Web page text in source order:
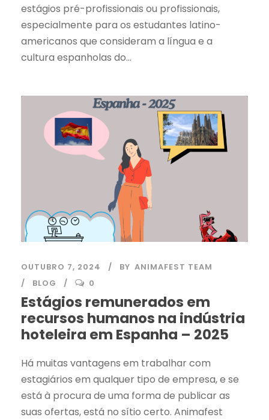
estágios pré-profissionais ou profissionais,
especialmente para os estudantes latino-
americanos que consideram a língua e a
cultura espanholas do...
OUTUBRO 7, 2024 BY ANIMAFEST TEAM
BLOG
0
Estágios remunerados em
recursos humanos na indústria
hoteleira em Espanha – 2025
Há muitas vantagens em trabalhar com
estagiários em qualquer tipo de empresa, e se
está à procura de uma forma de publicar as
suas ofertas, está no sítio certo. Animafest